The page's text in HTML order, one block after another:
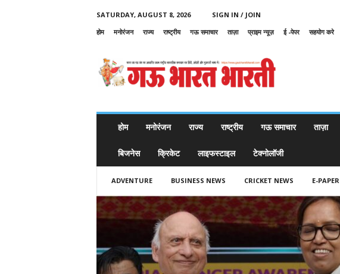
SATURDAY, AUGUST 8, 2026
SIGN IN / JOIN
होम
मनोरंजन राज्य राष्ट्रीय गऊ समाचार ताज़ा प्राइम न्यूज़ ई -पेपर सहयोग करे
u
r
t
होम
मनोरंजन राज्य राष्ट्रीय गऊ समाचार ताज़ा
बिजनेस क्रिकेट लाइफस्टाइल टेक्नोलॉजी
ADVENTURE BUSINESS NEWS CRICKET NEWS E-PAPER